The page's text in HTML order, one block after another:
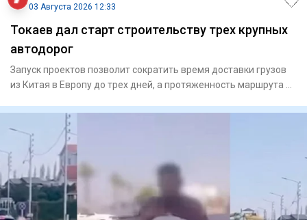
03 Августа 2026 12:33
Токаев дал старт строительству трех крупных
автодорог
Запуск проектов позволит сократить время доставки грузов
из Китая в Европу до трех дней, а протяженность маршрута —